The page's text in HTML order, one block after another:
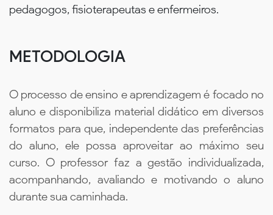
pedagogos, fisioterapeutas e enfermeiros.
METODOLOGIA
O processo de ensino e aprendizagem é focado no
aluno e disponibiliza material didático em diversos
formatos para que, independente das preferências
do aluno, ele possa aproveitar ao máximo seu
curso. O professor faz a gestão individualizada,
acompanhando, avaliando e motivando o aluno
durante sua caminhada.